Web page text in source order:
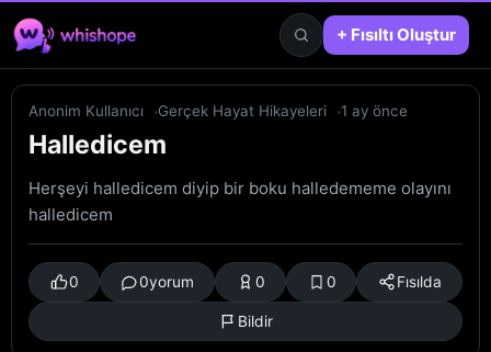
+ Fısıltı Oluştur
Anonim Kullanıcı Gerçek Hayat Hikayeleri 1 ay önce
Halledicem
Herşeyi halledicem diyip bir boku halledememe olayını
halledicem
0 0yorum 0 0 Fısılda
Bildir